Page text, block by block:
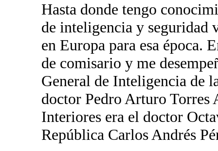
Hasta donde tengo
de inteligencia y seguridad
en Europa para esa época.
de comisario y me
General de Inteligencia de
doctor Pedro Arturo Torres
Interiores era el doctor
República Carlos Andrés